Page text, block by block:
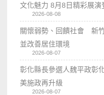
文化魅力 8月8日精彩展演
2026-08-08
關懷弱勢、回饋社會 新
並改善居住環境
2026-08-07
彰化縣長參選人魏平政彰
美施政再升級
2026-08-07